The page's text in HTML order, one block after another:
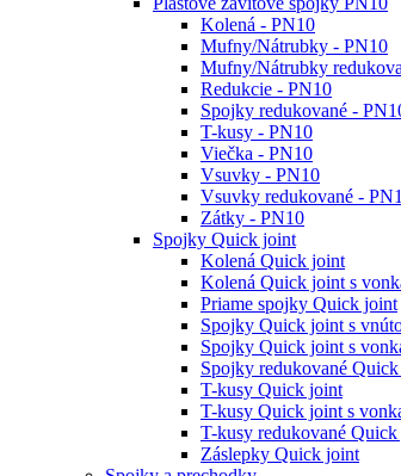
Kolená - PN10
Mufny/Nátrubky - PN10
Mufny/Nátrubky
Redukcie - PN10
Spojky redukované -
T-kusy - PN10
Viečka - PN10
Vsuvky - PN10
Vsuvky redukované -
Zátky - PN10
Spojky Quick joint
Kolená Quick joint
Kolená Quick joint s
Priame spojky Quick joint
Spojky Quick joint s
Spojky Quick joint s
Spojky redukované
T-kusy Quick joint
T-kusy Quick joint s
T-kusy redukované
Záslepky Quick joint